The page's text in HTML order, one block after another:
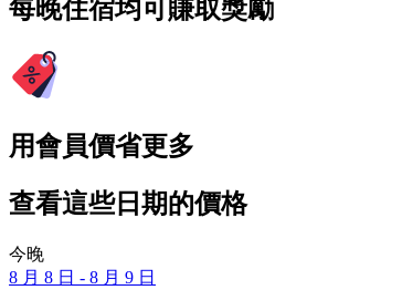
每晚住宿均可賺取獎勵
用會員價省更多
查看這些日期的價格
今晚
8 月 8 日 - 8 月 9 日